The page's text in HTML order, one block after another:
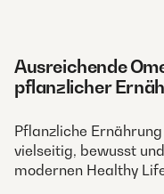
Ausreichende
pflanzlicher
Pflanzliche
vielseitig, bewusst
modernen Healthy